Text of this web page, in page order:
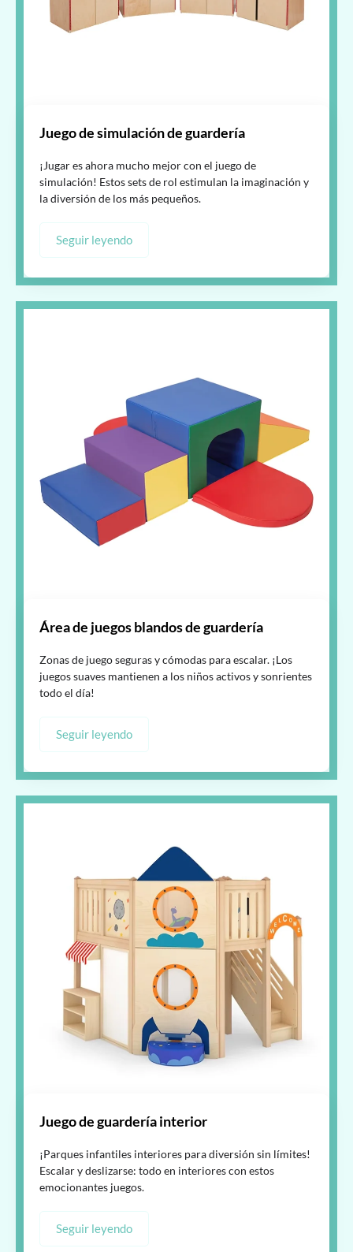
Juego de simulación de guardería
¡Jugar es ahora mucho mejor con el juego de
simulación! Estos sets de rol estimulan la imaginación y
la diversión de los más pequeños.
Seguir leyendo
Área de juegos blandos de guardería
Zonas de juego seguras y cómodas para escalar. ¡Los
juegos suaves mantienen a los niños activos y sonrientes
todo el día!
Seguir leyendo
Juego de guardería interior
¡Parques infantiles interiores para diversión sin límites!
Escalar y deslizarse: todo en interiores con estos
emocionantes juegos.
Seguir leyendo